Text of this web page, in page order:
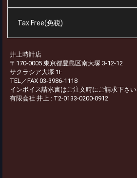
Tax Free(免税)
井上時計店
〒170-0005 東京都豊島区南大塚 3-12-12
サクラシア大塚 1F
TEL／FAX 03-3986-1118
インボイス請求書はご注文時にご請求下さい
有限会社 井上 : T2-0133-0200-0912